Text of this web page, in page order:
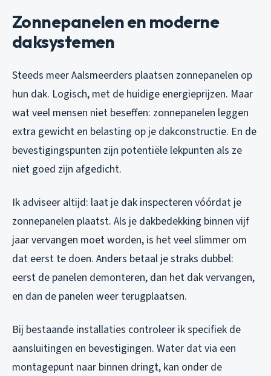
Zonnepanelen en moderne
daksystemen
Steeds meer Aalsmeerders plaatsen zonnepanelen op
hun dak. Logisch, met de huidige energieprijzen. Maar
wat veel mensen niet beseffen: zonnepanelen leggen
extra gewicht en belasting op je dakconstructie. En de
bevestigingspunten zijn potentiële lekpunten als ze
niet goed zijn afgedicht.
Ik adviseer altijd: laat je dak inspecteren vóórdat je
zonnepanelen plaatst. Als je dakbedekking binnen vijf
jaar vervangen moet worden, is het veel slimmer om
dat eerst te doen. Anders betaal je straks dubbel:
eerst de panelen demonteren, dan het dak vervangen,
en dan de panelen weer terugplaatsen.
Bij bestaande installaties controleer ik specifiek de
aansluitingen en bevestigingen. Water dat via een
montagepunt naar binnen dringt, kan onder de